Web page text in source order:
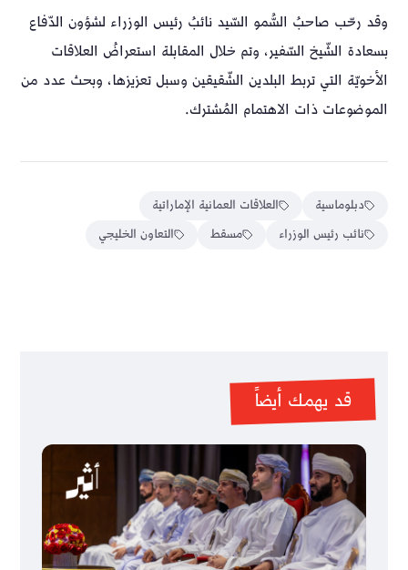
وقد رحّب صاحبُ السُّمو السّيد نائبُ رئيس الوزراء لشؤون الدّفاع
بسعادة الشّيخ السّفير، وتم خلال المقابلة استعراضُ العلاقات
الأخويّة التي تربط البلدين الشّقيقين وسبل تعزيزها، وبحث عدد من
الموضوعات ذات الاهتمام المُشترك.
دبلوماسية
العلاقات العمانية الإماراتية
نائب رئيس الوزراء
مسقط التعاون الخليجي
قد يهمك أيضاً